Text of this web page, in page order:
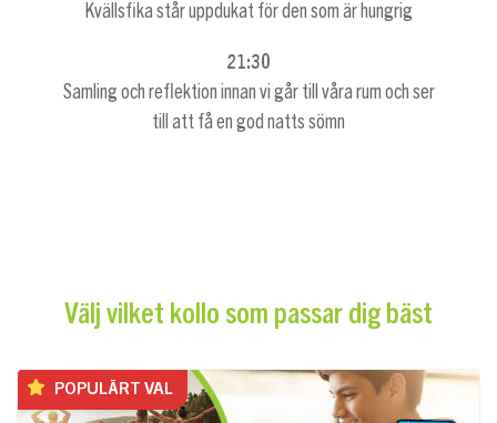
Kvällsfika står uppdukat för den som är hungrig
21:30
Samling och reflektion innan vi går till våra rum och ser
till att få en god natts sömn
Välj vilket kollo som passar dig bäst
POPULÄRT VAL